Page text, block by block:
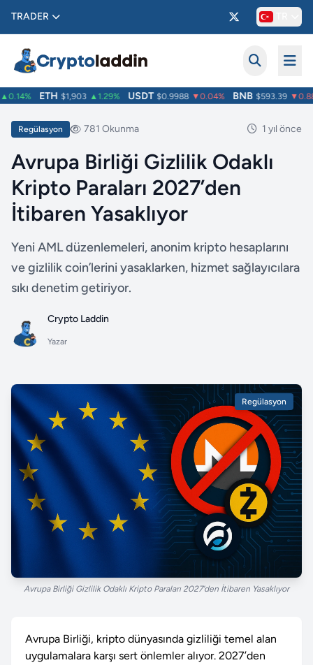
TRADER
ETH $1,903 ▲1.29% USDT $0.9988 ▼0.04% BNB $593.39
Regülasyon 781 Okunma 1 yıl önce
Avrupa Birliği Gizlilik Odaklı
Kripto Paraları 2027’den
İtibaren Yasaklıyor
Yeni AML düzenlemeleri, anonim kripto hesaplarını
ve gizlilik coin’lerini yasaklarken, hizmet sağlayıcılara
sıkı denetim getiriyor.
Crypto Laddin
Yazar
Regülasyon
Avrupa Birliği Gizlilik Odaklı Kripto Paraları 2027’den İtibaren Yasaklıyor
Avrupa Birliği, kripto dünyasında gizliliği temel alan
uygulamalara karşı sert önlemler alıyor. 2027’den